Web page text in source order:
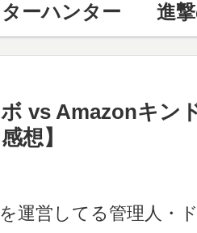
ーハンター 進
ボ vs Amazonキ
想】
運営してる管理人・